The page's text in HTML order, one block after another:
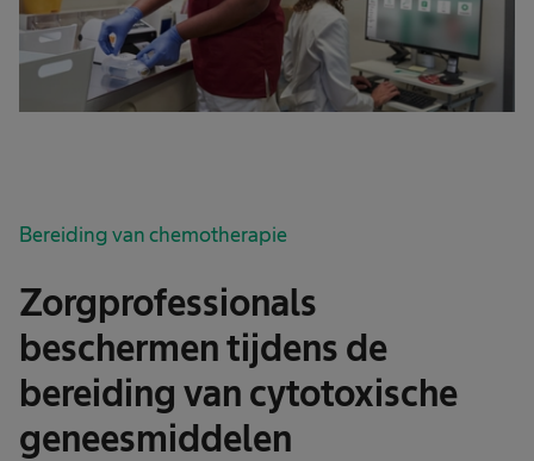
Bereiding van chemotherapie
Zorgprofessionals
beschermen tijdens de
bereiding van cytotoxische
geneesmiddelen ​